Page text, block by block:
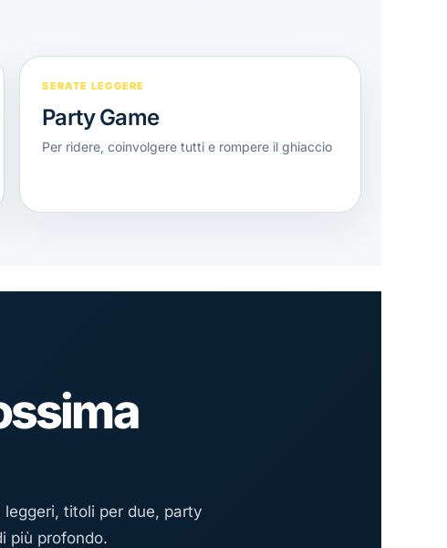
SERATE LEGGERE
Party Game
Per ridere, coinvolgere tutti e rompere il ghiaccio
titoli per due, party
più profondo.